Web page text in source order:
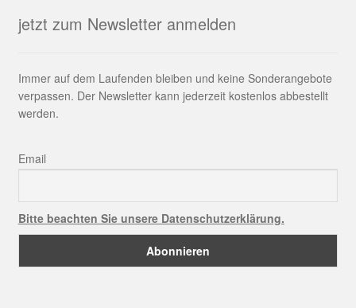
jetzt zum Newsletter anmelden
Immer auf dem Laufenden bleiben und keine Sonderangebote
verpassen. Der Newsletter kann jederzeit kostenlos abbestellt
werden.
Email
Bitte beachten Sie unsere Datenschutzerklärung.